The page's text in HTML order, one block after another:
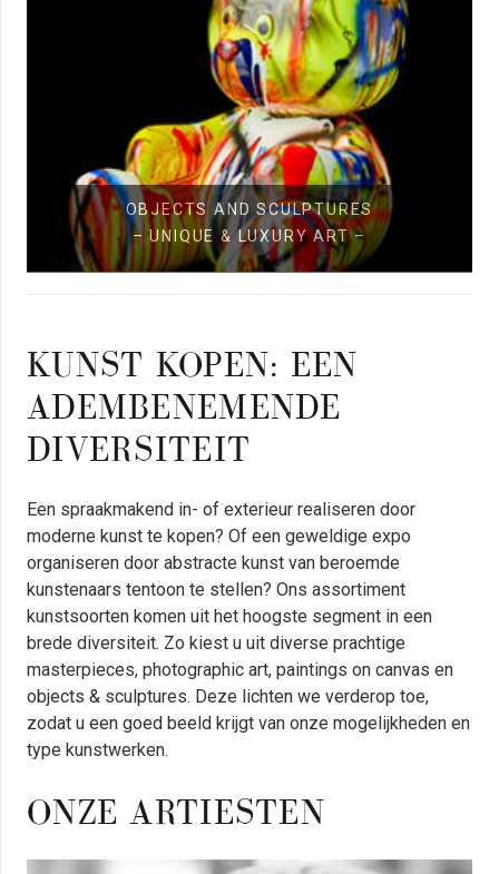
OBJECTS AND SCULPTURES
–UNIQUE & LUXURY ART –
KUNST KOPEN: EEN
ADEMBENEMENDE
DIVERSITEIT
Een spraakmakend in- of exterieur realiseren door
moderne kunst te kopen? Of een geweldige expo
organiseren door abstracte kunst van beroemde
kunstenaars tentoon te stellen? Ons assortiment
kunstsoorten komen uit het hoogste segment in een
brede diversiteit. Zo kiest u uit diverse prachtige
masterpieces, photographic art, paintings on canvas en
objects & sculptures. Deze lichten we verderop toe,
zodat u een goed beeld krijgt van onze mogelijkheden en
type kunstwerken.
ONZE ARTIESTEN